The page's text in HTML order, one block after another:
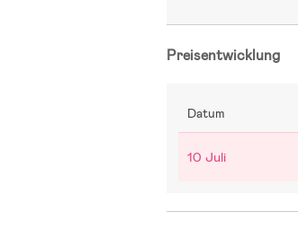
Preisentwicklung
Datum
10 Juli